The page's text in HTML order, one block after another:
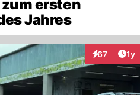
ersten
Jahres
67 1y